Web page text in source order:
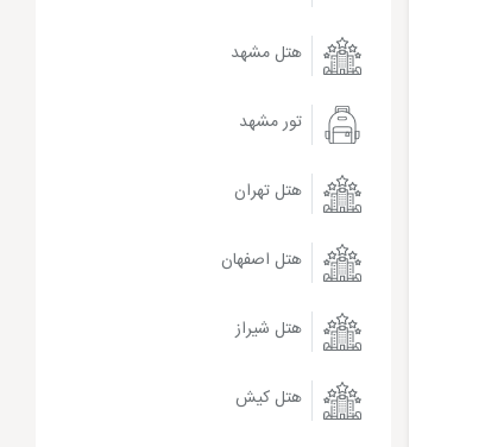
هتل مشهد
تور مشهد
هتل تهران
هتل اصفهان
هتل شیراز
هتل کیش